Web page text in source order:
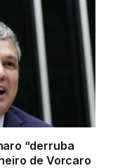
“derruba
de Vorcaro